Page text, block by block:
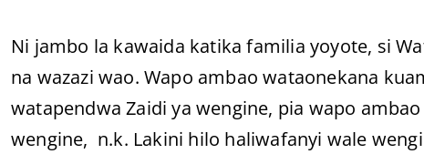
Ni jambo la kawaida katika familia yoyote, si
na wazazi wao. Wapo ambao wataonekana
watapendwa Zaidi ya wengine, pia wapo
wengine, n.k. Lakini hilo haliwafanyi wale